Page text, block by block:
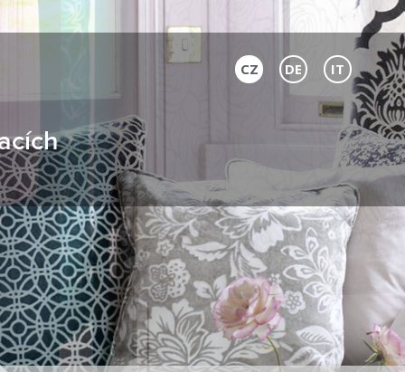
CZ DE IT